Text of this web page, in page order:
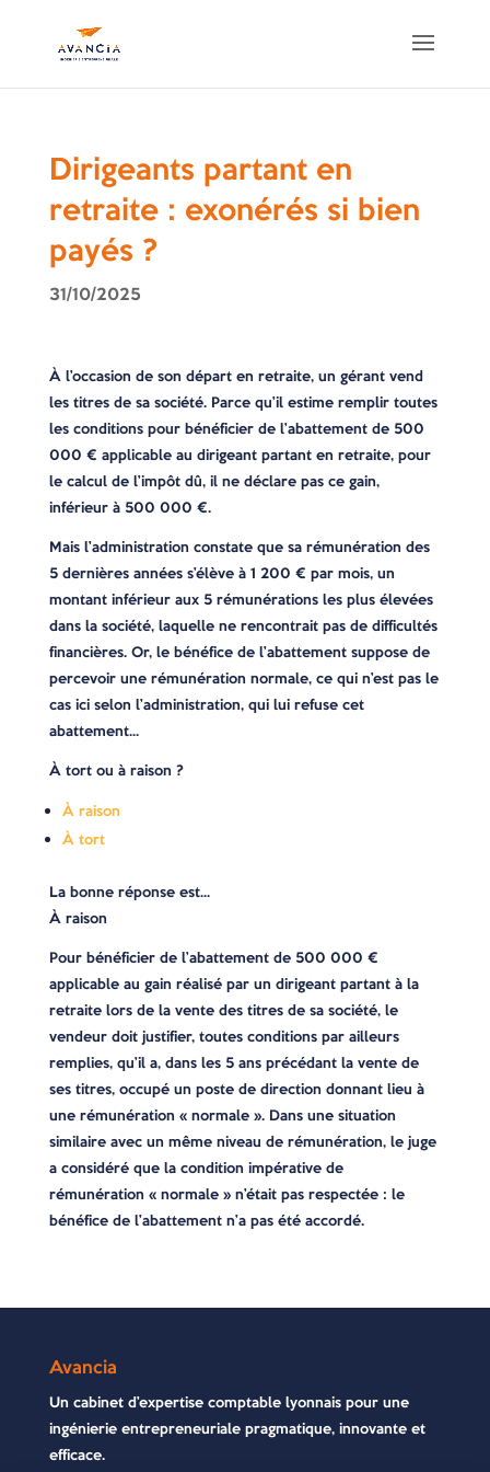
Dirigeants partant en
retraite : exonérés si bien
payés ?
31/10/2025
À l’occasion de son départ en retraite, un gérant vend
les titres de sa société. Parce qu’il estime remplir toutes
les conditions pour bénéficier de l’abattement de 500
000 € applicable au dirigeant partant en retraite, pour
le calcul de l’impôt dû, il ne déclare pas ce gain,
inférieur à 500 000 €.
Mais l’administration constate que sa rémunération des
5 dernières années s’élève à 1 200 € par mois, un
montant inférieur aux 5 rémunérations les plus élevées
dans la société, laquelle ne rencontrait pas de difficultés
financières. Or, le bénéfice de l’abattement suppose de
percevoir une rémunération normale, ce qui n’est pas le
cas ici selon l’administration, qui lui refuse cet
abattement…
À tort ou à raison ?
À raison
À tort
La bonne réponse est…
À raison
Pour bénéficier de l’abattement de 500 000 €
applicable au gain réalisé par un dirigeant partant à la
retraite lors de la vente des titres de sa société, le
vendeur doit justifier, toutes conditions par ailleurs
remplies, qu’il a, dans les 5 ans précédant la vente de
ses titres, occupé un poste de direction donnant lieu à
une rémunération « normale ». Dans une situation
similaire avec un même niveau de rémunération, le juge
a considéré que la condition impérative de
rémunération « normale » n’était pas respectée : le
bénéfice de l’abattement n’a pas été accordé.
Avancia
Un cabinet d’expertise comptable lyonnais pour une
ingénierie entrepreneuriale pragmatique, innovante et
efficace.